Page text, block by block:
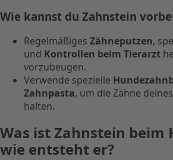
Wie kannst du Zahnstein
Regelmäßiges Zähneputzen,
und Kontrollen beim Tierarzt
vorzubeugen.
Verwende spezielle
Zahnpasta, um die Zähne
halten.
Was ist Zahnstein beim
wie entsteht er?